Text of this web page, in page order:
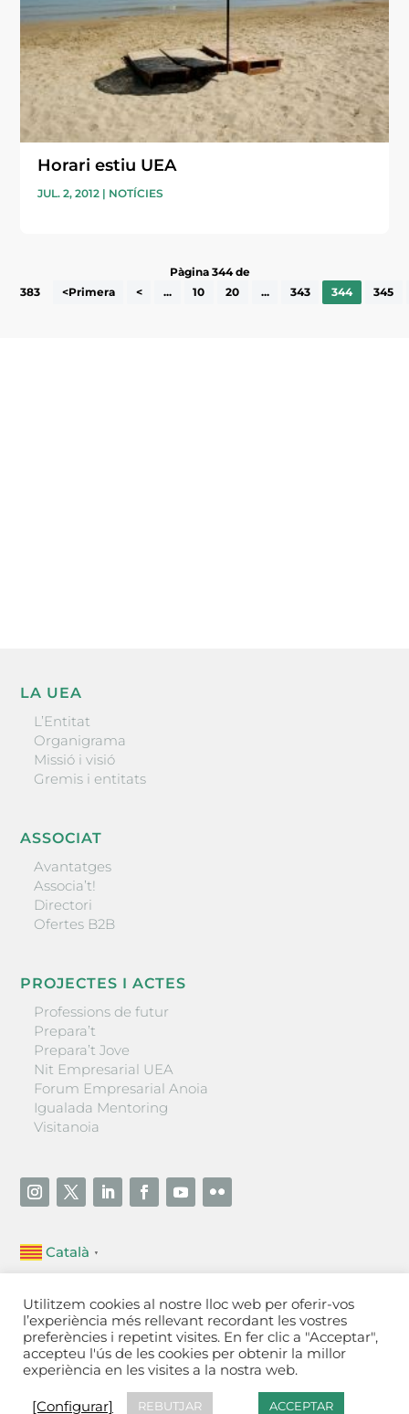
Horari estiu UEA
JUL. 2, 2012 | NOTÍCIES
Pàgina 344 de
383
<Primera < ... 10 20 ... 343 344 345
LA UEA
L’Entitat
Organigrama
Missió i visió
Gremis i entitats
ASSOCIAT
Avantatges
Associa’t!
Directori
Ofertes B2B
PROJECTES I ACTES
Professions de futur
Prepara’t
Prepara’t Jove
Nit Empresarial UEA
Forum Empresarial Anoia
Igualada Mentoring
Visitanoia
Català ▼
Unió Empresarial de l’Anoia (UEA)
Ctra. de Manresa, 131, 08700 – Igualada(Barcelona)
Tel 93 805 22 92
Contactar
de cookies [Configurar]
Utilitzem cookies al nostre lloc web per oferir-vos
l’experiència més rellevant recordant les vostres
preferències i repetint visites. En fer clic a "Acceptar",
accepteu l'ús de les cookies per obtenir la millor
experiència en les visites a la nostra web.
[Configurar] REBUTJAR ACCEPTAR